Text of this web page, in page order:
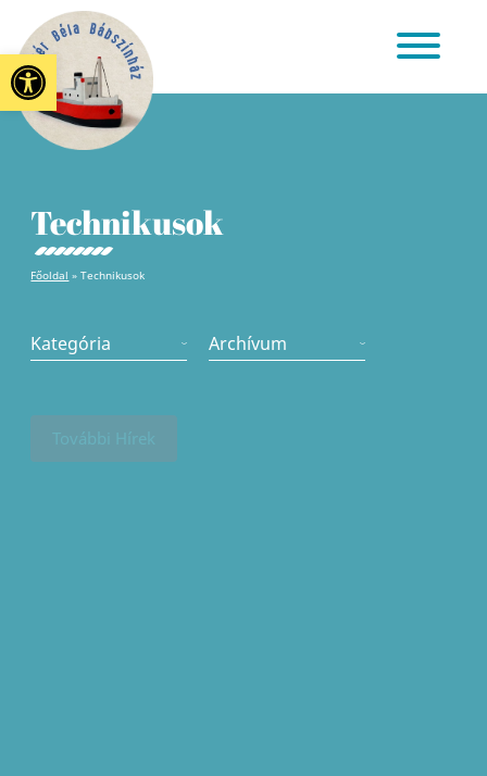
Eszköztár megnyitása
Technikusok
Főoldal »Technikusok
Kategória Archívum